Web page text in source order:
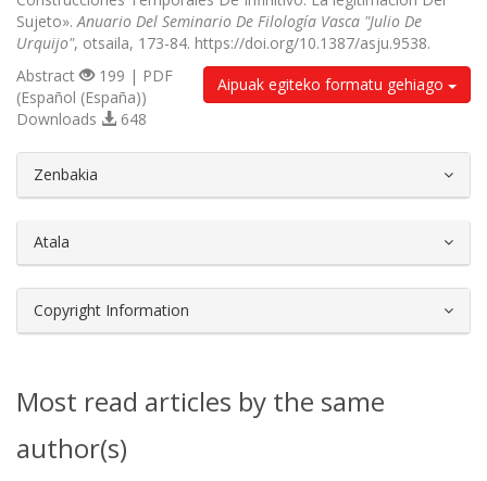
Sujeto».Anuario Del Seminario De Filología Vasca "Julio De
Urquijo", otsaila, 173-84. https://doi.org/10.1387/asju.9538.
Aipuak egiteko formatu gehiago
Abstract
199 | PDF
(Español (España))
Downloads
648
Zenbakia
Atala
Copyright Information
Most read articles by the same
author(s)